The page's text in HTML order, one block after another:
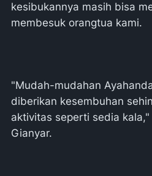
kesibukannya masih bisa
membesuk orangtua kami.
"Mudah-mudahan
diberikan kesembuhan
aktivitas seperti sedia kala,"
Gianyar.